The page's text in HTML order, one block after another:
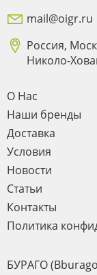
mail@oigr.ru
Россия,
Николо-
О Нас
Наши бренды
Доставка
Условия
Новости
Статьи
Контакты
Политика
БУРАГО